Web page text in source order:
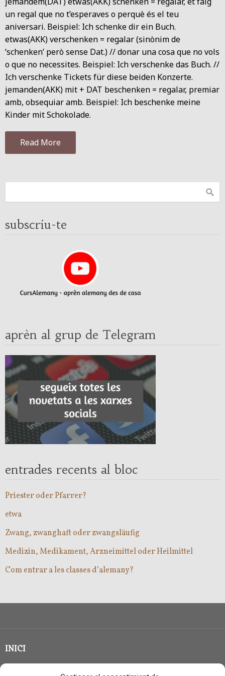
un regal que no t’esperaves o perquè és el teu
aniversari. Beispiel: Ich schenke dir ein Buch.
etwas(AKK) verschenken = regalar (sinònim de
‘schenken’ però sense Dat.) // donar una cosa que no vols
o que no necessites. Beispiel: Ich verschenke das Buch. //
Ich verschenke Tickets für diese beiden Konzerte.
jemanden(AKK) mit + DAT beschenken = regalar, premiar
amb, obsequiar amb. Beispiel: Ich beschenke meine
Kinder mit Schokolade.
Read More
subscriu-te
aprèn al grup de Telegram
entrades recents al bloc
Priester oder Pfarrer?
etwa
Zwang, zwanghaft oder zwangsläufig
Medizin, Medikament, Arzneimittel oder Heilmittel
Com entrar a les classes d’alemany?
INICI
CLASSE EN GRUP